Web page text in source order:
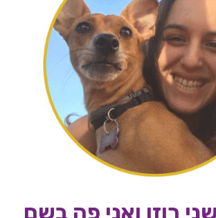
רוזן ואני פה בשם